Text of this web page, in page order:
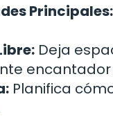
Principales:
Deja
Planifica